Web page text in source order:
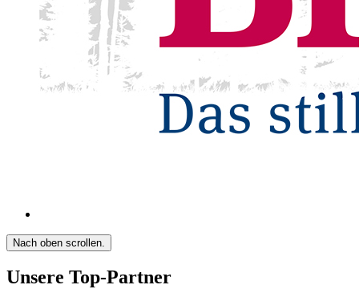
Nach oben scrollen.
Unsere Top-Partner